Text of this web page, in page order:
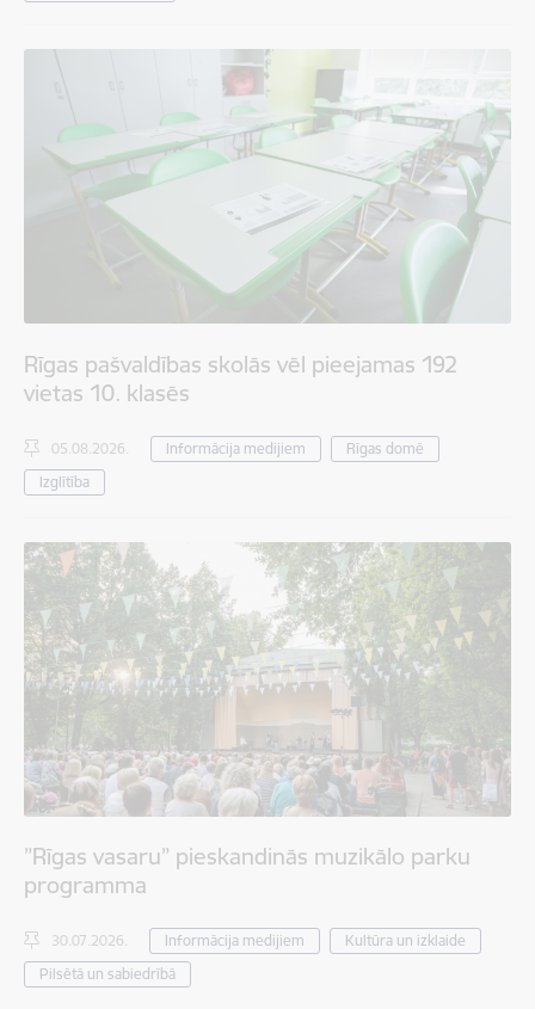
Rīgas pašvaldības skolās vēl pieejamas 192
vietas 10. klasēs
05.08.2026. Informācija medijiem
Rīgas domē
Izglītība
”Rīgas vasaru” pieskandinās muzikālo parku
programma
30.07.2026. Informācija medijiem
Kultūra un izklaide
Pilsētā un sabiedrībā